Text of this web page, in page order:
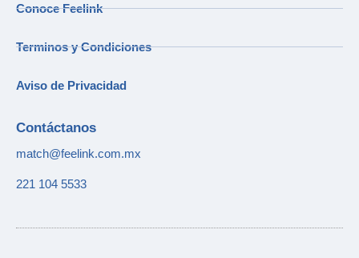
Conoce Feelink
Terminos y Condiciones
Aviso de Privacidad
Contáctanos
match@feelink.com.mx
221 104 5533